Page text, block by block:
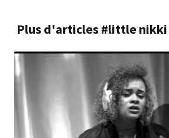
Plus d'articles #little nikki